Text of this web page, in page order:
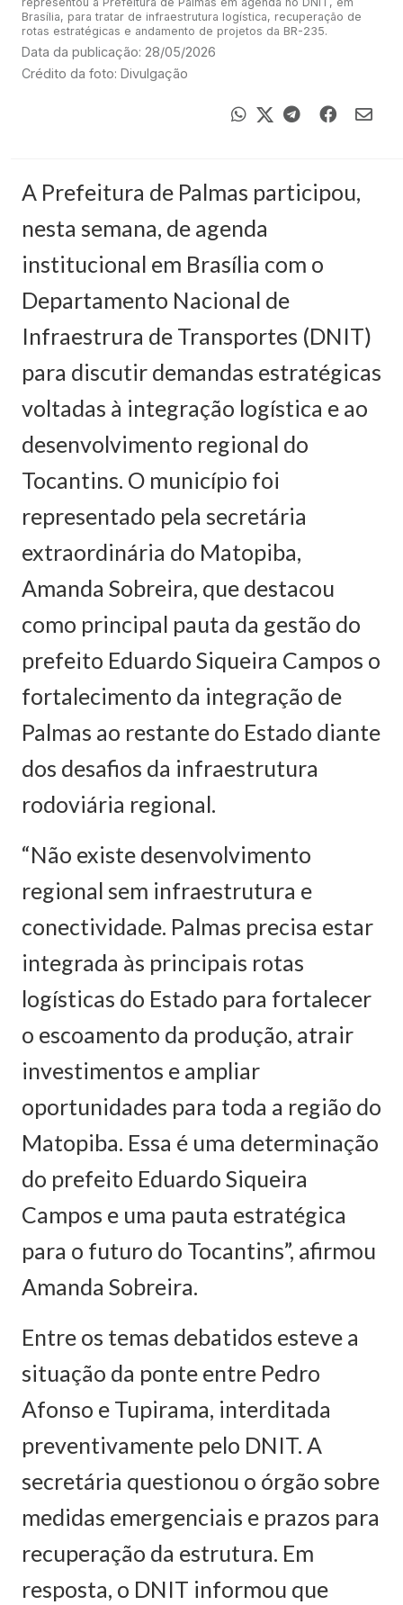
Brasília, para tratar de infraestrutura logística, recuperação de
rotas estratégicas e andamento de projetos da BR-235.
Data da publicação: 28/05/2026
Crédito da foto: Divulgação
A Prefeitura de Palmas participou,
nesta semana, de agenda
institucional em Brasília com o
Departamento Nacional de
Infraestrura de Transportes (DNIT)
para discutir demandas estratégicas
voltadas à integração logística e ao
desenvolvimento regional do
Tocantins. O município foi
representado pela secretária
extraordinária do Matopiba,
Amanda Sobreira, que destacou
como principal pauta da gestão do
prefeito Eduardo Siqueira Campos o
fortalecimento da integração de
Palmas ao restante do Estado diante
dos desafios da infraestrutura
rodoviária regional.
“Não existe desenvolvimento
regional sem infraestrutura e
conectividade. Palmas precisa estar
integrada às principais rotas
logísticas do Estado para fortalecer
o escoamento da produção, atrair
investimentos e ampliar
oportunidades para toda a região do
Matopiba. Essa é uma determinação
do prefeito Eduardo Siqueira
Campos e uma pauta estratégica
para o futuro do Tocantins”, afirmou
Amanda Sobreira.
Entre os temas debatidos esteve a
situação da ponte entre Pedro
Afonso e Tupirama, interditada
preventivamente pelo DNIT. A
secretária questionou o órgão sobre
medidas emergenciais e prazos para
recuperação da estrutura. Em
resposta, o DNIT informou que